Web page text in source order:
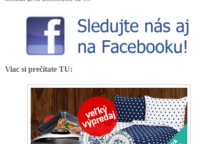
Viac si prečítate TU: